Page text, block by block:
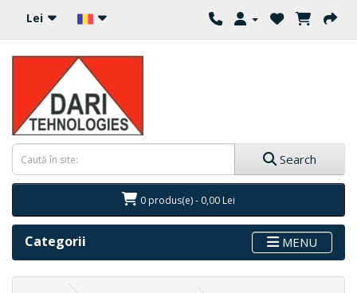
Lei
Search
0 produs(e) - 0,00 Lei
Categorii MENU